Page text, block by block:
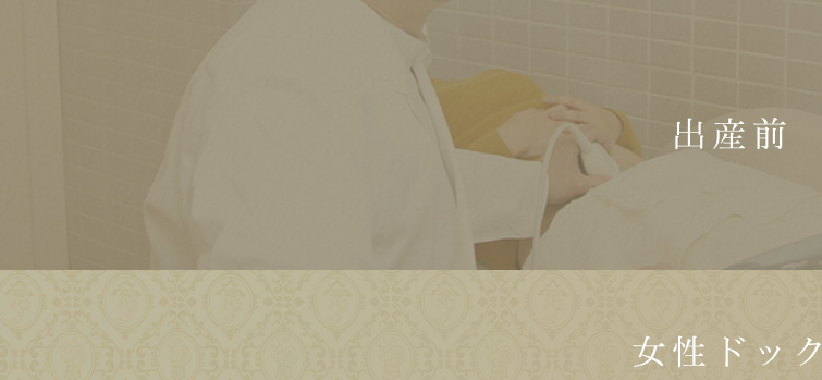
出産前
女性ドック